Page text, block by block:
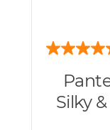
Silky